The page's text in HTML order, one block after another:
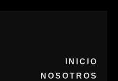
INICIO
NOSOTROS